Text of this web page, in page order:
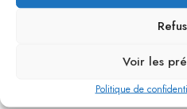
Voir les
Politique de
Comme on peut le voir, la
compétences. Chaque
l’efficacité et assurer le plus